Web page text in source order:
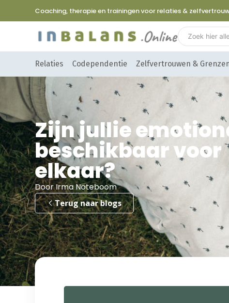
Coaching, therapie en trainingen voor relaties &
Relaties Codependentie Zelfvertrouwen &
Zijn jullie
beschikbaar voor
elkaar?
Door Irma Noteboom
Terug naar blogs